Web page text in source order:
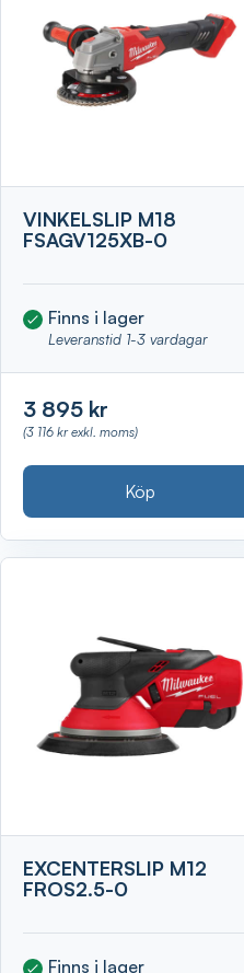
VINKELSLIP M18
FSAGV125XB-0
Finns i lager
Leveranstid 1-3 vardagar
3 895 kr
(3 116 kr exkl. moms)
Köp
EXCENTERSLIP M12
FROS2.5-0
Finns i lager